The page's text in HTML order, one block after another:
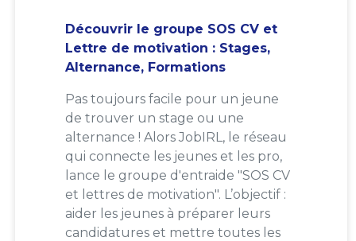
Découvrir le groupe SOS CV et
Lettre de motivation : Stages,
Alternance, Formations
Pas toujours facile pour un jeune
de trouver un stage ou une
alternance ! Alors JobIRL, le réseau
qui connecte les jeunes et les pro,
lance le groupe d'entraide "SOS CV
et lettres de motivation". L’objectif :
aider les jeunes à préparer leurs
candidatures et mettre toutes les